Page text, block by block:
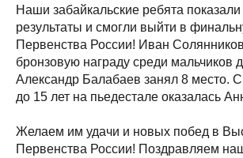
Наши забайкальские ребята
результаты и смогли выйти в
Первенства России! Иван
бронзовую награду среди мальчиков
Александр Балабаев занял 8 место.
до 15 лет на пьедестале оказалась
Желаем им удачи и новых побед в
Первенства России! Поздравляем